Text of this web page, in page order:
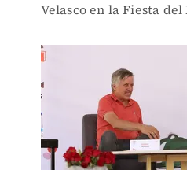
Velasco en la Fiesta